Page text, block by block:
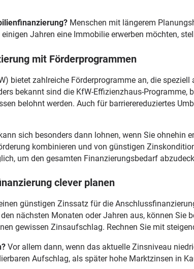
Menschen mit längerem
Jahren eine Immobilie erwerben möchten,
mit Förderprogrammen
bietet zahlreiche Förderprogramme an, die
bekannt sind die KfW-Effizienzhaus-Programme,
belohnt werden. Auch für barrierereduziertes
sich besonders dann lohnen, wenn Sie ohnehin
kombinieren und von günstigen
um den gesamten Finanzierungsbedarf
clever planen
günstigen Zinssatz für die
nächsten Monaten oder Jahren aus, können Sie
gewissen Zinsaufschlag. Rechnen Sie mit
Vor allem dann, wenn das aktuelle Zinsniveau
Aufschlag, als später hohe Marktzinsen in